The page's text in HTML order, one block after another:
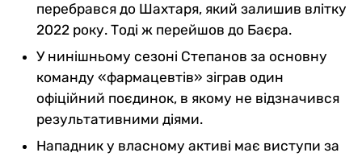
перебрався до Шахтаря, який залишив влітку
2022 року. Тоді ж перейшов до Баєра.
У нинішньому сезоні Степанов за основну
команду «фармацевтів» зіграв один
офіційний поєдинок, в якому не відзначився
результативними діями.
Нападник у власному активі має виступи за